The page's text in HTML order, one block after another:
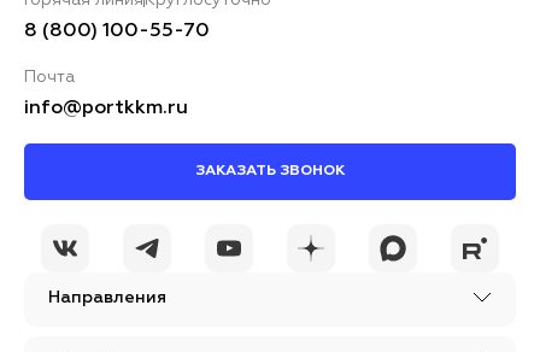
Направления
8 (800) 100-55-70
Почта
info@portkkm.ru
ЗАКАЗАТЬ ЗВОНОК